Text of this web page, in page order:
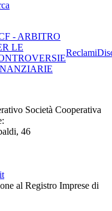
- ARBITRO
LE
Reclami
Società Cooperativa
46
al Registro Imprese di